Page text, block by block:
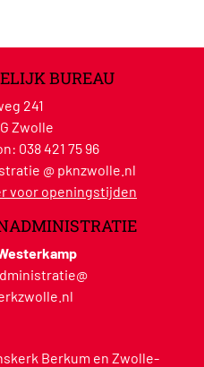
BUREAU
241
Zwolle
038 421 75 96
@ pknzwolle.nl
voor openingstijden
Berkum en Zwolle-